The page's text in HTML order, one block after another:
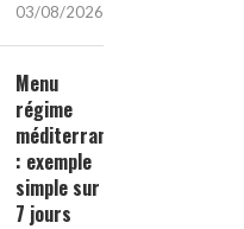
03/08/2026
Menu
régime
méditerranéen
: exemple
simple sur
7 jours